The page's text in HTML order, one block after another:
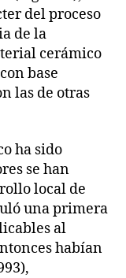
del proceso
de la
cerámico
base
las de otras
ha sido
se han
local de
una primera
al
habían